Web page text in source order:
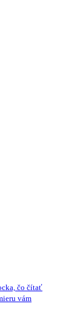
čo čítať
vám